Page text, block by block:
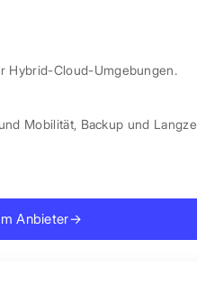
Hybrid-Cloud-Umgebungen.
Mobilität, Backup und
Anbieter→